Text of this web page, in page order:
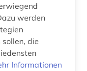
werden
die
Informationen